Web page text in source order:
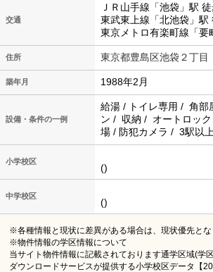
交通
ＪＲ山手線「池袋」駅
東武東上線「北池袋」駅
東京メトロ有楽町線「要
住所 東京都豊島区池袋２丁目
築年月 1988年2月
設備・条件の一例
給湯 / トイレ専用 / 角部
ン / 収納 / オートロッ
場 / 防犯カメラ / 3駅以
小学校区
()
中学校区
()
※各種情報と現状に差異がある場合は、現状優先とな
※物件情報の学区情報について
当サイト物件情報に記載されております通学区域(学
ダウンロードサービスが提供する小学校区データ【